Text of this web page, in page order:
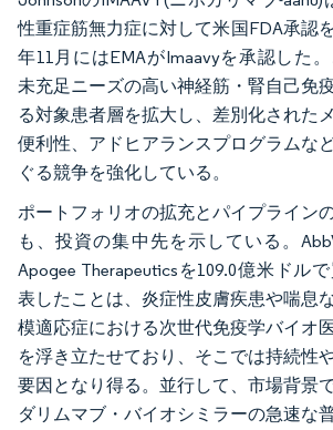
性重症筋無力症に対して米国FDA承認
年11月にはEMAがImaavyを承認した。
未充足ニーズの高い神経筋・腎自己免
る対象患者層を拡大し、差別化された
便利性、アドヒアランスプログラムな
ぐる競争を強化している。
ポートフォリオの拡充とパイプライン
も、投資の集中先を示している。
Apogee Therapeuticsを109.0億米ドル
表したことは、炎症性皮膚疾患や喘息
模適応症における次世代免疫学バイオ
を浮き立たせており、そこでは持続性
要因となり得る。並行して、市場背景
ダリムマブ・バイオシミラーの急速な